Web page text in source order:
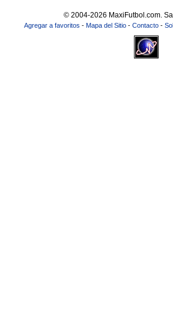
© 2004-2026 MaxiFutbol.com.
Agregar a favoritos - Mapa del Sitio - Contacto -